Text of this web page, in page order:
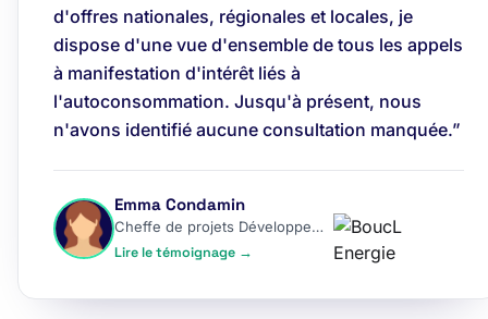
d'offres nationales, régionales et locales, je
dispose d'une vue d'ensemble de tous les appels
à manifestation d'intérêt liés à
l'autoconsommation. Jusqu'à présent, nous
n'avons identifié aucune consultation manquée.”
Emma Condamin
Cheffe de projets Développement
Lire le témoignage →